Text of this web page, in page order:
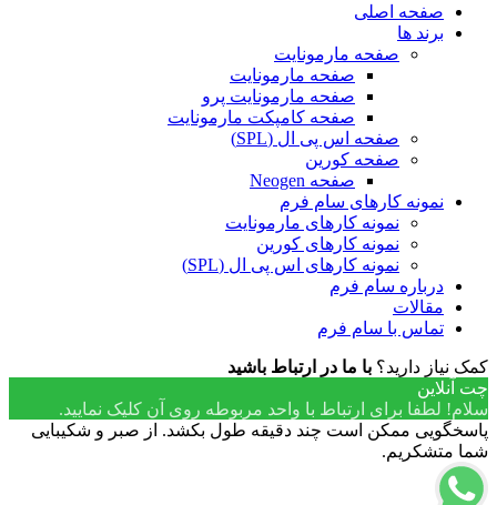
صفحه اصلی
برند ها
صفحه مارمونایت
صفحه مارمونایت
صفحه مارمونایت پرو
صفحه کامپکت مارمونایت
صفحه اس پی ال (SPL)
صفحه کورین
صفحه Neogen
نمونه کارهای سام فرم
نمونه کارهای مارمونایت
نمونه کارهای کورین
نمونه کارهای اس پی ال (SPL)
درباره سام فرم
مقالات
تماس با سام فرم
کمک نیاز دارید؟ با ما در ارتباط باشید
چت آنلاین
سلام! لطفا برای ارتباط با واحد مربوطه روی آن کلیک نمایید.
پاسخگویی ممکن است چند دقیقه طول بکشد. از صبر و شکیبایی
شما متشکریم.